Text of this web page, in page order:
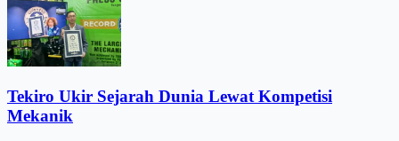
Tekiro Ukir Sejarah Dunia Lewat Kompetisi
Mekanik